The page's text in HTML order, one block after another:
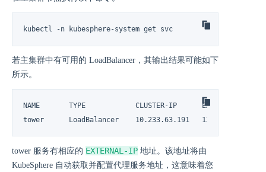
kubectl -n kubesphere-system get svc
若主集群中有可用的 LoadBalancer，其输出结果可能如下
所示。
NAME       TYPE            CLUSTER-IP      EXTERNAL-IP
tower      LoadBalancer    10.233.63.191   139.198.110.23
tower 服务有相应的 EXTERNAL-IP 地址。该地址将由
KubeSphere 自动获取并配置代理服务地址，这意味着您